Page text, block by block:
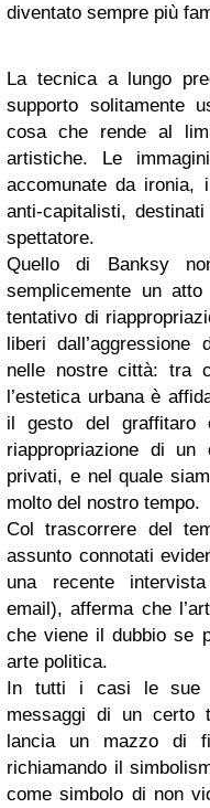
diventato sempre più
La tecnica a lungo
supporto solitamente
cosa che rende al
artistiche. Le
accomunate da ironia,
anti-capitalisti,
spettatore.
Quello di Banksy
semplicemente un
tentativo di
liberi
nelle nostre città: tra
l’estetica urbana è
il gesto del
riappropriazione di
privati, e nel quale
molto del nostro tempo.
Col trascorrere del
assunto connotati
una recente
email), afferma che
che viene il dubbio se
arte politica.
In tutti i casi le sue
messaggi di un certo
lancia un mazzo di
richiamando il
come simbolo di non